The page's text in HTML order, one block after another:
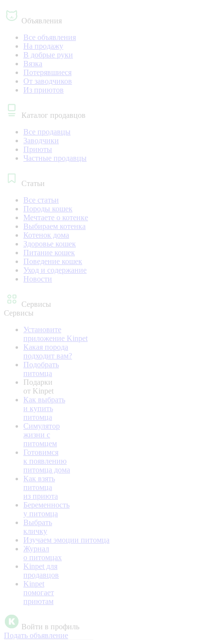
Объявления
Все объявления
На продажу
В добрые руки
Вязка
Потерявшиеся
От заводчиков
Из приютов
Каталог продавцов
Все продавцы
Заводчики
Приюты
Частные продавцы
Статьи
Все статьи
Породы кошек
Мечтаете о котенке
Выбираем котенка
Котенок дома
Здоровье кошек
Питание кошек
Поведение кошек
Уход и содержание
Новости
Сервисы
Сервисы
Установите
приложение Kinpet
Какая порода
подходит вам?
Подобрать
питомца
Подарки
от Kinpet
Как выбрать
и купить
питомца
Симулятор
жизни с
питомцем
Готовимся
к появлению
питомца дома
Как взять
питомца
из приюта
Беременность
у питомца
Выбрать
кличку
Изучаем эмоции питомца
Журнал
о питомцах
Kinpet для
продавцов
Kinpet
помогает
приютам
Войти в профиль
Подать объявление